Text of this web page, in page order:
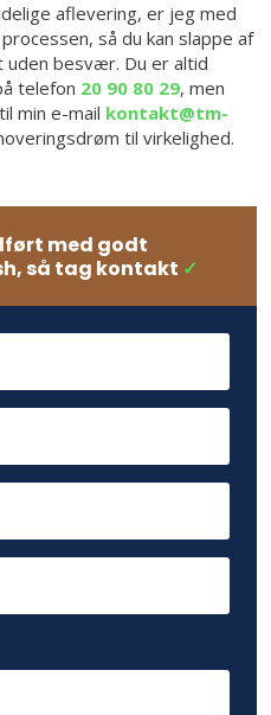
aflevering, er jeg med
så du kan slappe af
besvær. Du er altid
telefon 20 90 80 29, men
min e-mail kontakt@tm-
til virkelighed.
med godt
så tag kontakt ✓